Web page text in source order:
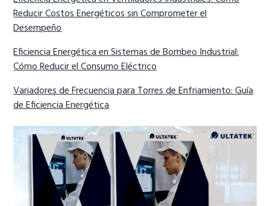
Reducir Costos Energéticos sin Comprometer el
Desempeño
Eficiencia Energética en Sistemas de Bombeo Industrial:
Cómo Reducir el Consumo Eléctrico
Variadores de Frecuencia para Torres de Enfriamiento: Guía
de Eficiencia Energética